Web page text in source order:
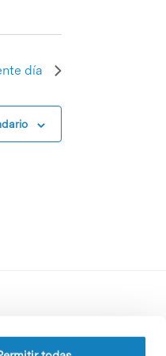
día
del contratante